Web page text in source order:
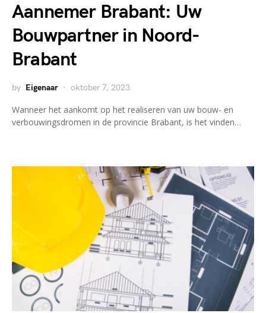
Aannemer Brabant: Uw
Bouwpartner in Noord-
Brabant
by Eigenaar oktober 7, 2023
Wanneer het aankomt op het realiseren van uw bouw- en
verbouwingsdromen in de provincie Brabant, is het vinden…